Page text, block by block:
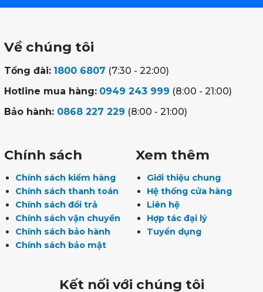
Về chúng tôi
Tổng đài: 1800 6807 (7:30 - 22:00)
Hotline mua hàng: 0949 243 999 (8:00 - 21:00)
Bảo hành: 0868 227 229 (8:00 - 21:00)
Chính sách
Chính sách kiểm hàng
Chính sách thanh toán
Chính sách đổi trả
Chính sách vận chuyển
Chính sách bảo hành
Chính sách bảo mật
Xem thêm
Giới thiệu chung
Hệ thống cửa hàng
Liên hệ
Hợp tác đại lý
Tuyển dụng
Kết nối với chúng tôi